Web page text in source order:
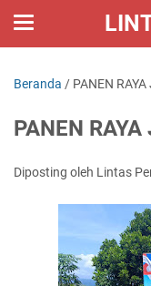
Beranda / PANEN
PANEN
Diposting oleh Lintas